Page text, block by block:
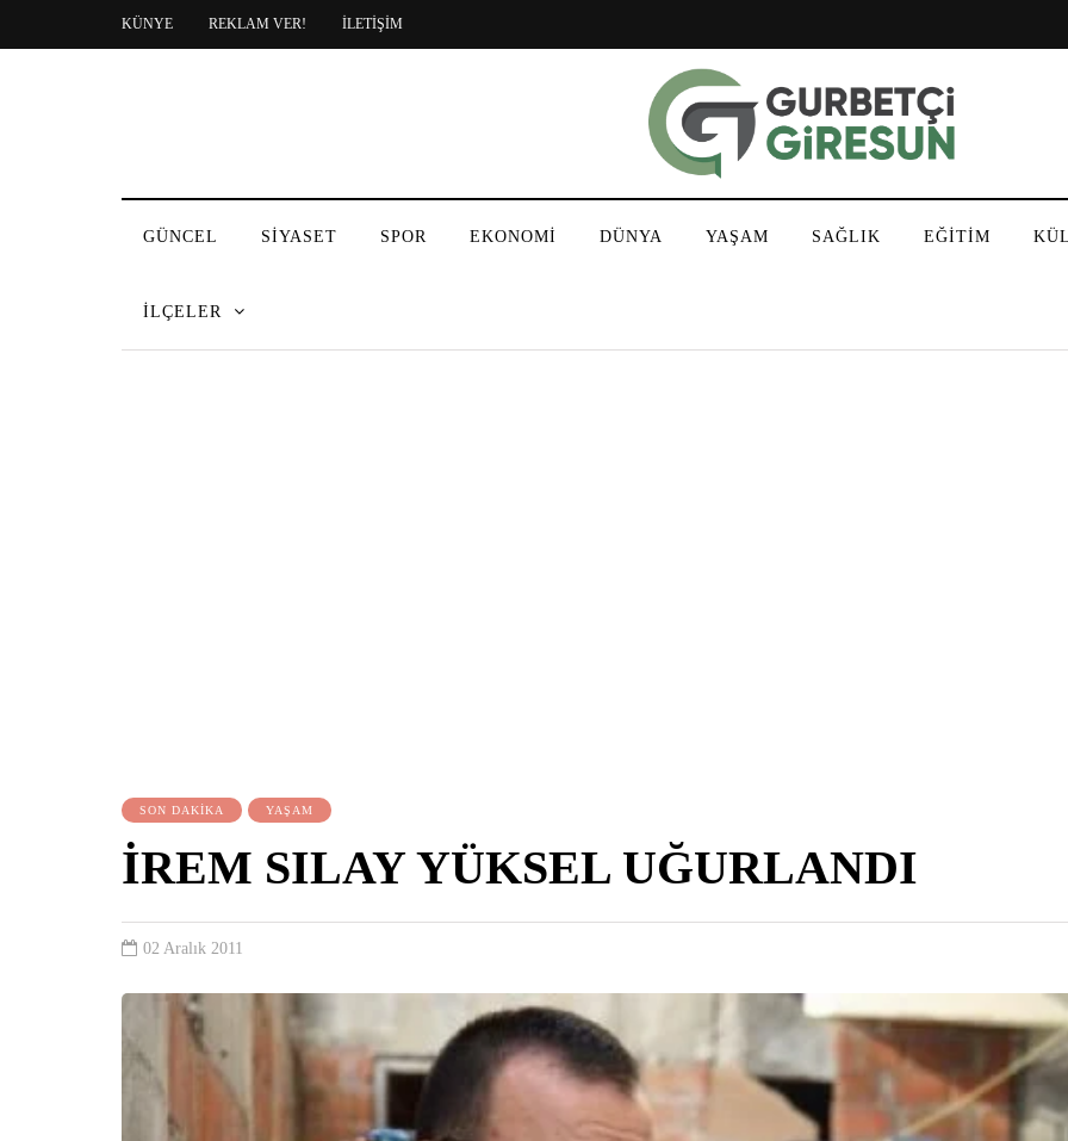
KÜNYE REKLAM VER! İLETİŞİM
GÜNCEL SİYASET SPOR EKONOMİ DÜNYA YAŞAM SAĞLIK EĞİTİM
İLÇELER
SON DAKİKA YAŞAM
İREM SILAY YÜKSEL UĞURLANDI
02 Aralık 2011